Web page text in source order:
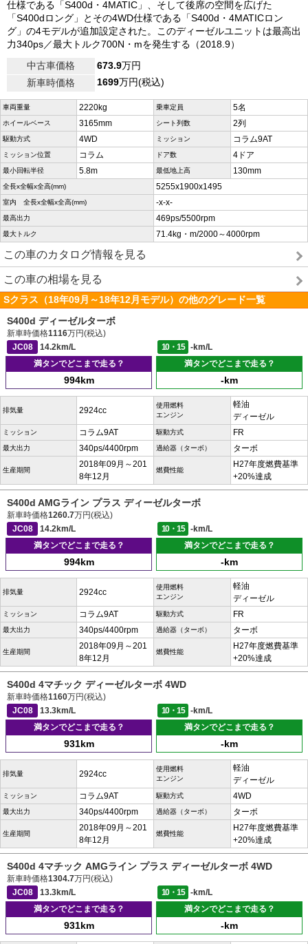
仕様である「S400d・4MATIC」、そして後席の空間を広げた
「S400dロング」とその4WD仕様である「S400d・4MATICロン
グ」の4モデルが追加設定された。このディーゼルユニットは最高出
力340ps／最大トルク700N・mを発生する（2018.9）
中古車価格
673.9万円
新車時価格
1699万円(税込)
車両重量 2220kg 乗車定員 5名
ホイールベース 3165mm シート列数 2列
駆動方式 4WD ミッション コラム9AT
ミッション位置 コラム ドア数 4ドア
最小回転半径 5.8m 最低地上高 130mm
全長x全幅x全高(mm) 5255x1900x1495
室内 全長x全幅x全高(mm) -x-x-
最高出力 469ps/5500rpm
最大トルク 71.4kg・m/2000～4000rpm
この車のカタログ情報を見る
この車の相場を見る
Sクラス（18年09月～18年12月モデル）の他のグレード一覧
S400d ディーゼルターボ
新車時価格1116万円(税込)
JC08
14.2km/L 10・15
-km/L
満タンでどこまで走る？
994km
満タンでどこまで走る？
-km
排気量 2924cc
使用燃料
エンジン
軽油
ディーゼル
ミッション コラム9AT 駆動方式 FR
最大出力 340ps/4400rpm 過給器（ターボ） ターボ
生産期間
2018年09月～201
8年12月
燃費性能
H27年度燃費基準
+20%達成
S400d AMGライン プラス ディーゼルターボ
新車時価格1260.7万円(税込)
JC08
14.2km/L 10・15
-km/L
満タンでどこまで走る？
994km
満タンでどこまで走る？
-km
排気量 2924cc
使用燃料
エンジン
軽油
ディーゼル
ミッション コラム9AT 駆動方式 FR
最大出力 340ps/4400rpm 過給器（ターボ） ターボ
生産期間
2018年09月～201
8年12月
燃費性能
H27年度燃費基準
+20%達成
S400d 4マチック ディーゼルターボ 4WD
新車時価格1160万円(税込)
JC08
13.3km/L 10・15
-km/L
満タンでどこまで走る？
931km
満タンでどこまで走る？
-km
排気量 2924cc
使用燃料
エンジン
軽油
ディーゼル
ミッション コラム9AT 駆動方式 4WD
最大出力 340ps/4400rpm 過給器（ターボ） ターボ
生産期間
2018年09月～201
8年12月
燃費性能
H27年度燃費基準
+20%達成
S400d 4マチック AMGライン プラス ディーゼルターボ 4WD
新車時価格1304.7万円(税込)
JC08
13.3km/L 10・15
-km/L
満タンでどこまで走る？
931km
満タンでどこまで走る？
-km